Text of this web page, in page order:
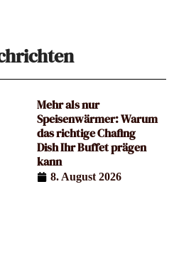
Mehr als nur
Speisenwärmer: Warum
das richtige Chafing
Dish Ihr Buffet prägen
kann
8. August 2026